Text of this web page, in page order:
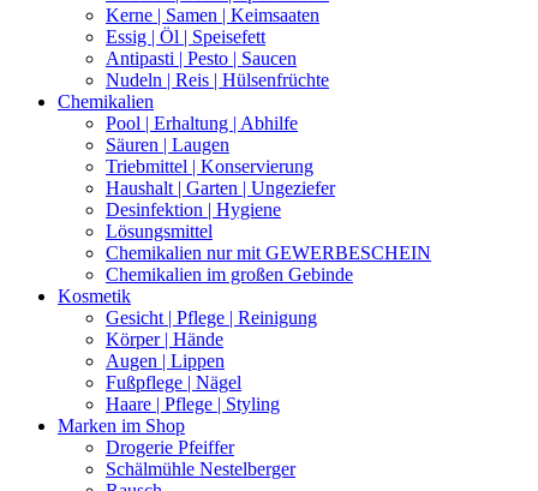
Kerne | Samen | Keimsaaten
Essig | Öl | Speisefett
Antipasti | Pesto | Saucen
Nudeln | Reis | Hülsenfrüchte
Chemikalien
Pool | Erhaltung | Abhilfe
Säuren | Laugen
Triebmittel | Konservierung
Haushalt | Garten | Ungeziefer
Desinfektion | Hygiene
Lösungsmittel
Chemikalien nur mit GEWERBESCHEIN
Chemikalien im großen Gebinde
Kosmetik
Gesicht | Pflege | Reinigung
Körper | Hände
Augen | Lippen
Fußpflege | Nägel
Haare | Pflege | Styling
Marken im Shop
Drogerie Pfeiffer
Schälmühle Nestelberger